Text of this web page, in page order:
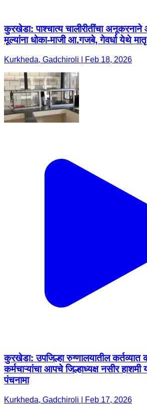
कुरखेडा: पाश्चात्य चालीरीतींचा
मूल्यांना धोका-माजी आ.गजबे, गेवर्धा येथे
Kurkheda, Gadchiroli | Feb 18, 2026
कुरखेडा: उपजिल्हा रुग्णालयातील कर्तव्यात
कर्मचाऱ्यांचा आपचे जिल्हाध्यक्ष नसीर हाशमी
पंचनामा
Kurkheda, Gadchiroli | Feb 17, 2026